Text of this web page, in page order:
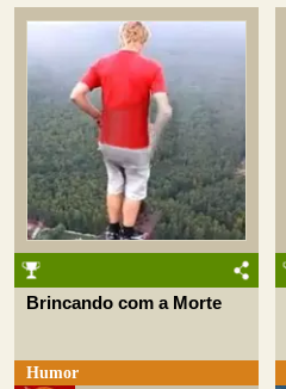
Brincando com a Morte
Humor